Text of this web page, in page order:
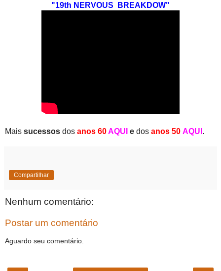
"19th NERVOUS BREAKDOW"
Mais sucessos dos anos 60AQUI e dos anos 50 AQUI .
Compartilhar
Nenhum comentário:
Postar um comentário
Aguardo seu comentário.